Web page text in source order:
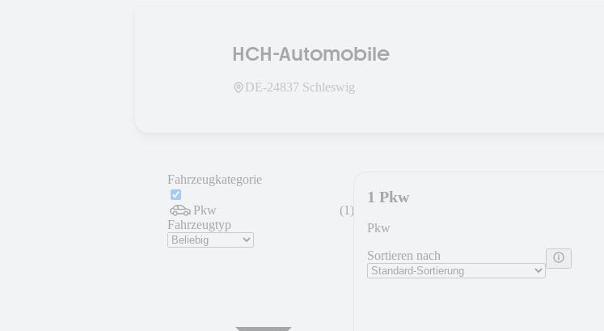
HCH-Automobile
DE-24837 Schleswig
Fahrzeugkategorie
Pkw (1)
Fahrzeugtyp
1 Pkw
Pkw
Sortieren nach